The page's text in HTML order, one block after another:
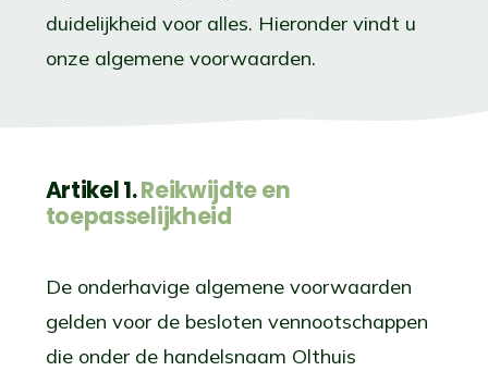
duidelijkheid voor alles. Hieronder vindt u
onze algemene voorwaarden.
Artikel 1.Reikwijdte en
toepasselijkheid
De onderhavige algemene voorwaarden
gelden voor de besloten vennootschappen
die onder de handelsnaam Olthuis